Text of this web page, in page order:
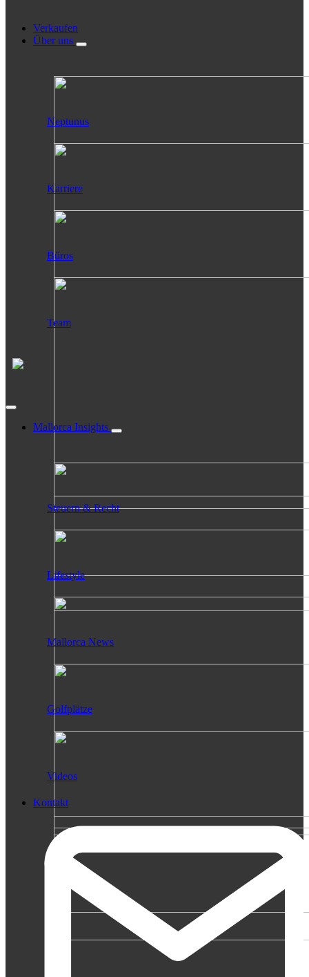
Verkaufen
Über uns
Neptunus
Karriere
Büros
Team
Mallorca Insights
Steuern & Recht
Lifestyle
Mallorca News
Golfplätze
Videos
Kontakt